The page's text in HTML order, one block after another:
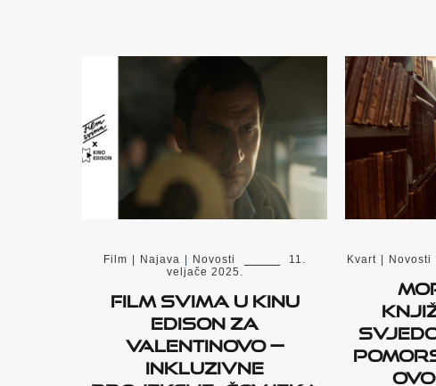
Film Najava Novosti
11.
veljače 2025.
Film svima u Kinu
Edison za
Valentinovo —
inkluzivne
Kvart Novosti